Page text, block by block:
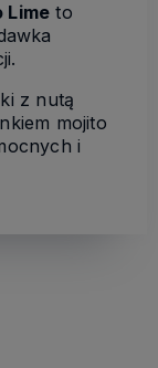
Lime to
z nutą
mojito
i